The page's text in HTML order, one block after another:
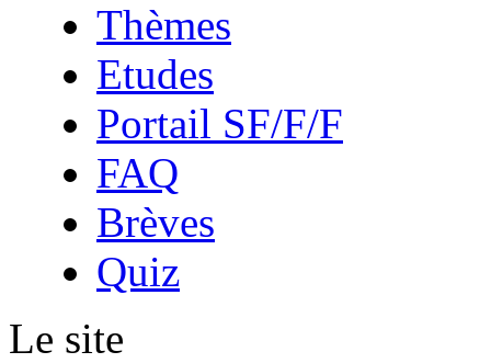
Thèmes
Etudes
Portail SF/F/F
FAQ
Brèves
Quiz
Le site